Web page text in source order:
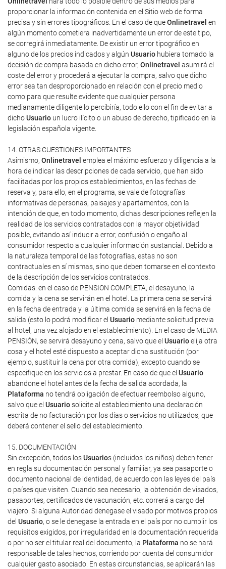
proporcionar la información contenida en el Sitio web de forma
precisa y sin errores tipográficos. En el caso de queOnlinetravel en
algún momento cometiera inadvertidamente un error de este tipo,
se corregirá inmediatamente. De existir un error tipográfico en
alguno de los precios indicados y algún Usuario hubiera tomado la
decisión de compra basada en dicho error, Onlinetravel asumirá el
coste del error y procederá a ejecutar la compra, salvo que dicho
error sea tan desproporcionado en relación con el precio medio
como para que resulte evidente que cualquier persona
medianamente diligente lo percibiría, todo ello con el fin de evitar a
dichoUsuario un lucro ilícito o un abuso de derecho, tipificado en la
legislación española vigente.
14. OTRAS CUESTIONES IMPORTANTES
Asimismo, Onlinetravel emplea el máximo esfuerzo y diligencia a la
hora de indicar las descripciones de cada servicio, que han sido
facilitadas por los propios establecimientos, en las fechas de
reserva y, para ello, en el programa, se vale de fotografías
informativas de personas, paisajes y apartamentos, con la
intención de que, en todo momento, dichas descripciones reflejen la
realidad de los servicios contratados con la mayor objetividad
posible, evitando así inducir a error, confusión o engaño al
consumidor respecto a cualquier información sustancial. Debido a
la naturaleza temporal de las fotografías, estas no son
contractuales en sí mismas, sino que deben tomarse en el contexto
de la descripción de los servicios contratados.
Comidas: en el caso de PENSION COMPLETA, el desayuno, la
comida y la cena se servirán en el hotel. La primera cena se servirá
en la fecha de entrada y la última comida se servirá en la fecha de
salida (esto lo podrá modificar el Usuario mediante solicitud previa
al hotel, una vez alojado en el establecimiento). En el caso de MEDIA
PENSIÓN, se servirá desayuno y cena, salvo que el Usuarioelija otra
cosa y el hotel esté dispuesto a aceptar dicha sustitución (por
ejemplo, sustituir la cena por otra comida), excepto cuando se
especifique en los servicios a prestar. En caso de que el Usuario
abandone el hotel antes de la fecha de salida acordada, la
Plataforma no tendrá obligación de efectuar reembolso alguno,
salvo que el Usuariosolicite al establecimiento una declaración
escrita de no facturación por los días o servicios no utilizados, que
deberá contener el sello del establecimiento.
15. DOCUMENTACIÓN
Sin excepción, todos losUsuarios (incluidos los niños) deben tener
en regla su documentación personal y familiar, ya sea pasaporte o
documento nacional de identidad, de acuerdo con las leyes del país
o países que visiten. Cuando sea necesario, la obtención de visados,
pasaportes, certificados de vacunación, etc. correrá a cargo del
viajero. Si alguna Autoridad denegase el visado por motivos propios
del Usuario, o se le denegase la entrada en el país por no cumplir los
requisitos exigidos, por irregularidad en la documentación requerida
o por no ser el titular real del documento, la Plataforma no se hará
responsable de tales hechos, corriendo por cuenta del consumidor
cualquier gasto asociado. En estas circunstancias, se aplicarán las